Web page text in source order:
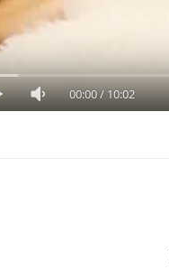
00:00/10:02